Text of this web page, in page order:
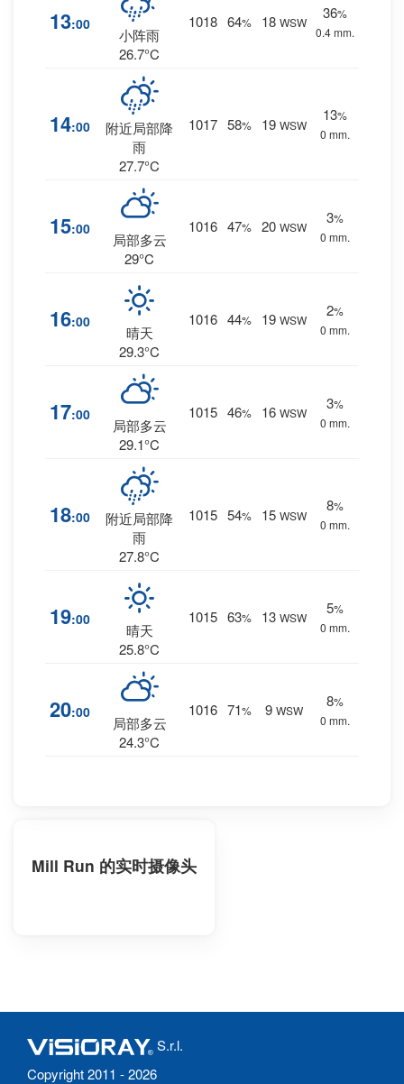
13:00
小阵雨
26.7°C
1018 64% 18 WSW
36%
0.4 mm.
14:00
附近局部降
雨
27.7°C
1017 58% 19 WSW
13%
0 mm.
15:00
局部多云
29°C
1016 47% 20 WSW
3%
0 mm.
16:00
晴天
29.3°C
1016 44% 19 WSW
2%
0 mm.
17:00
局部多云
29.1°C
1015 46% 16 WSW
3%
0 mm.
18:00
附近局部降
雨
27.8°C
1015 54% 15 WSW
8%
0 mm.
19:00
晴天
25.8°C
1015 63% 13 WSW
5%
0 mm.
20:00
局部多云
24.3°C
1016 71% 9 WSW
8%
0 mm.
Mill Run 的实时摄像头
S.r.l.
Copyright 2011 - 2026